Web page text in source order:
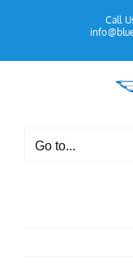
Call
Go to...